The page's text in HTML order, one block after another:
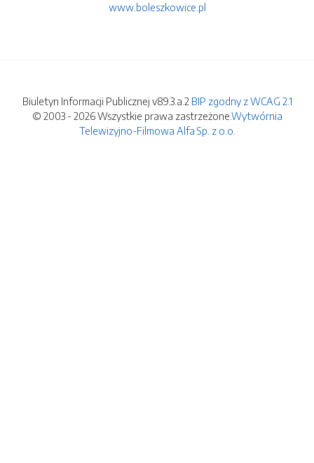
www.boleszkowice.pl
Biuletyn Informacji Publicznej v89.3.a.2 BIP zgodny z WCAG 2.1
© 2003 - 2026 Wszystkie prawa zastrzeżone.Wytwórnia
Telewizyjno-Filmowa Alfa Sp. z o.o.